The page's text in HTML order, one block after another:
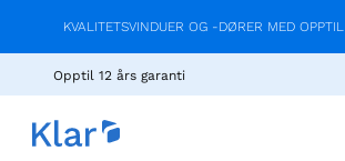
KVALITETSVINDUER OG -DØRER MED OPPTIL
Opptil 12 års garanti